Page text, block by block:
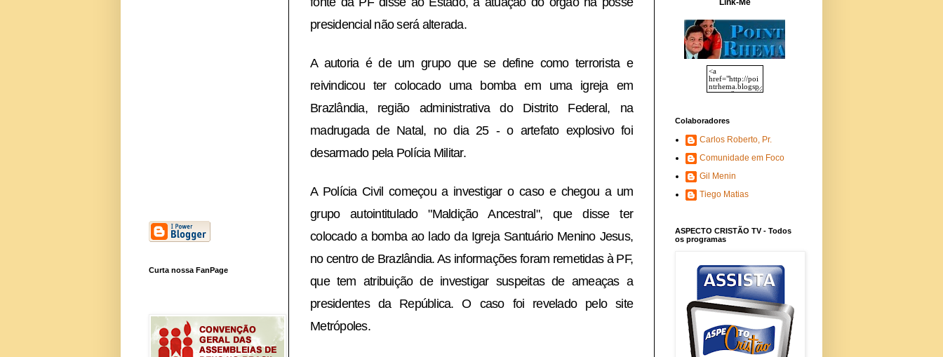
presidencial não será alterada.
A autoria é de um grupo que se define como terrorista e
reivindicou ter colocado uma bomba em uma igreja em
Brazlândia, região administrativa do Distrito Federal, na
madrugada de Natal, no dia 25 - o artefato explosivo foi
desarmado pela Polícia Militar.
A Polícia Civil começou a investigar o caso e chegou a um
grupo autointitulado "Maldição Ancestral", que disse ter
colocado a bomba ao lado da Igreja Santuário Menino Jesus,
no centro de Brazlândia. As informações foram remetidas à PF,
que tem atribuição de investigar suspeitas de ameaças a
presidentes da República. O caso foi revelado pelo site
Metrópoles.
Curta nossa FanPage
Colaboradores
Carlos Roberto, Pr.
Comunidade em Foco
Gil Menin
Tiego Matias
ASPECTO CRISTÃO TV - Todos
os programas